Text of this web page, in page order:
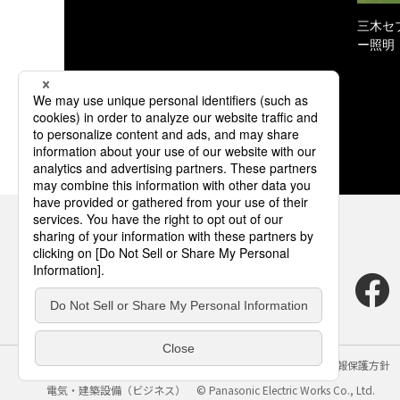
三木セ
ー照明
サイトのご利用にあたって クッキーポリシー
個人情報保護方針
電気・建築設備（ビジネス）
© Panasonic Electric Works Co., Ltd.